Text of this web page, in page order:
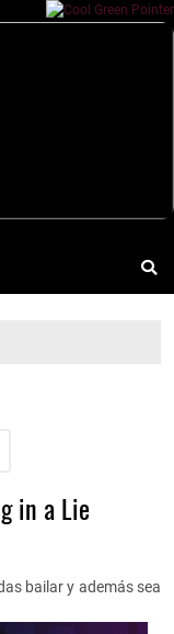
in a Lie
bailar y además sea